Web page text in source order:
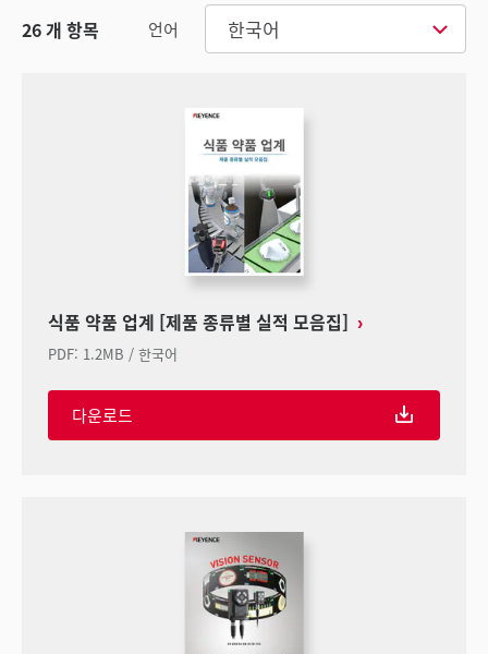
언어 한국어
26개 항목
식품 약품 업계 [제품 종류별 실적 모음집]
PDF: 1.2MB / 한국어
다운로드